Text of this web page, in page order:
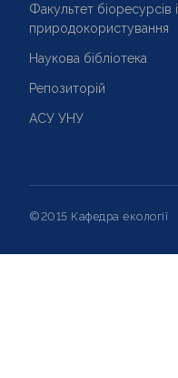
Факультет біоресурсів і
природокористування
Наукова бібліотека
Репозиторій
АСУ УНУ
©2015 Кафедра екології